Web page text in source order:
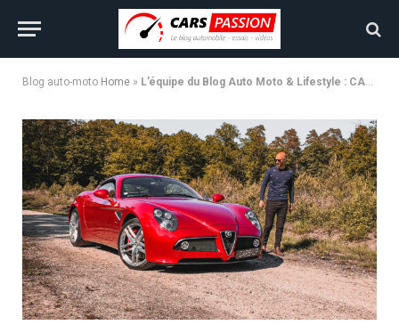
Blog auto-moto Home » L’équipe du Blog Auto Moto & Lifestyle : CARS PASSION